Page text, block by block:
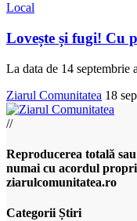
Local
Lovește și fugi! Cu
La data de 14
Ziarul Comunitatea 18
//
Reproducerea totală
numai cu acordul
ziarulcomunitatea.ro
Categorii Știri